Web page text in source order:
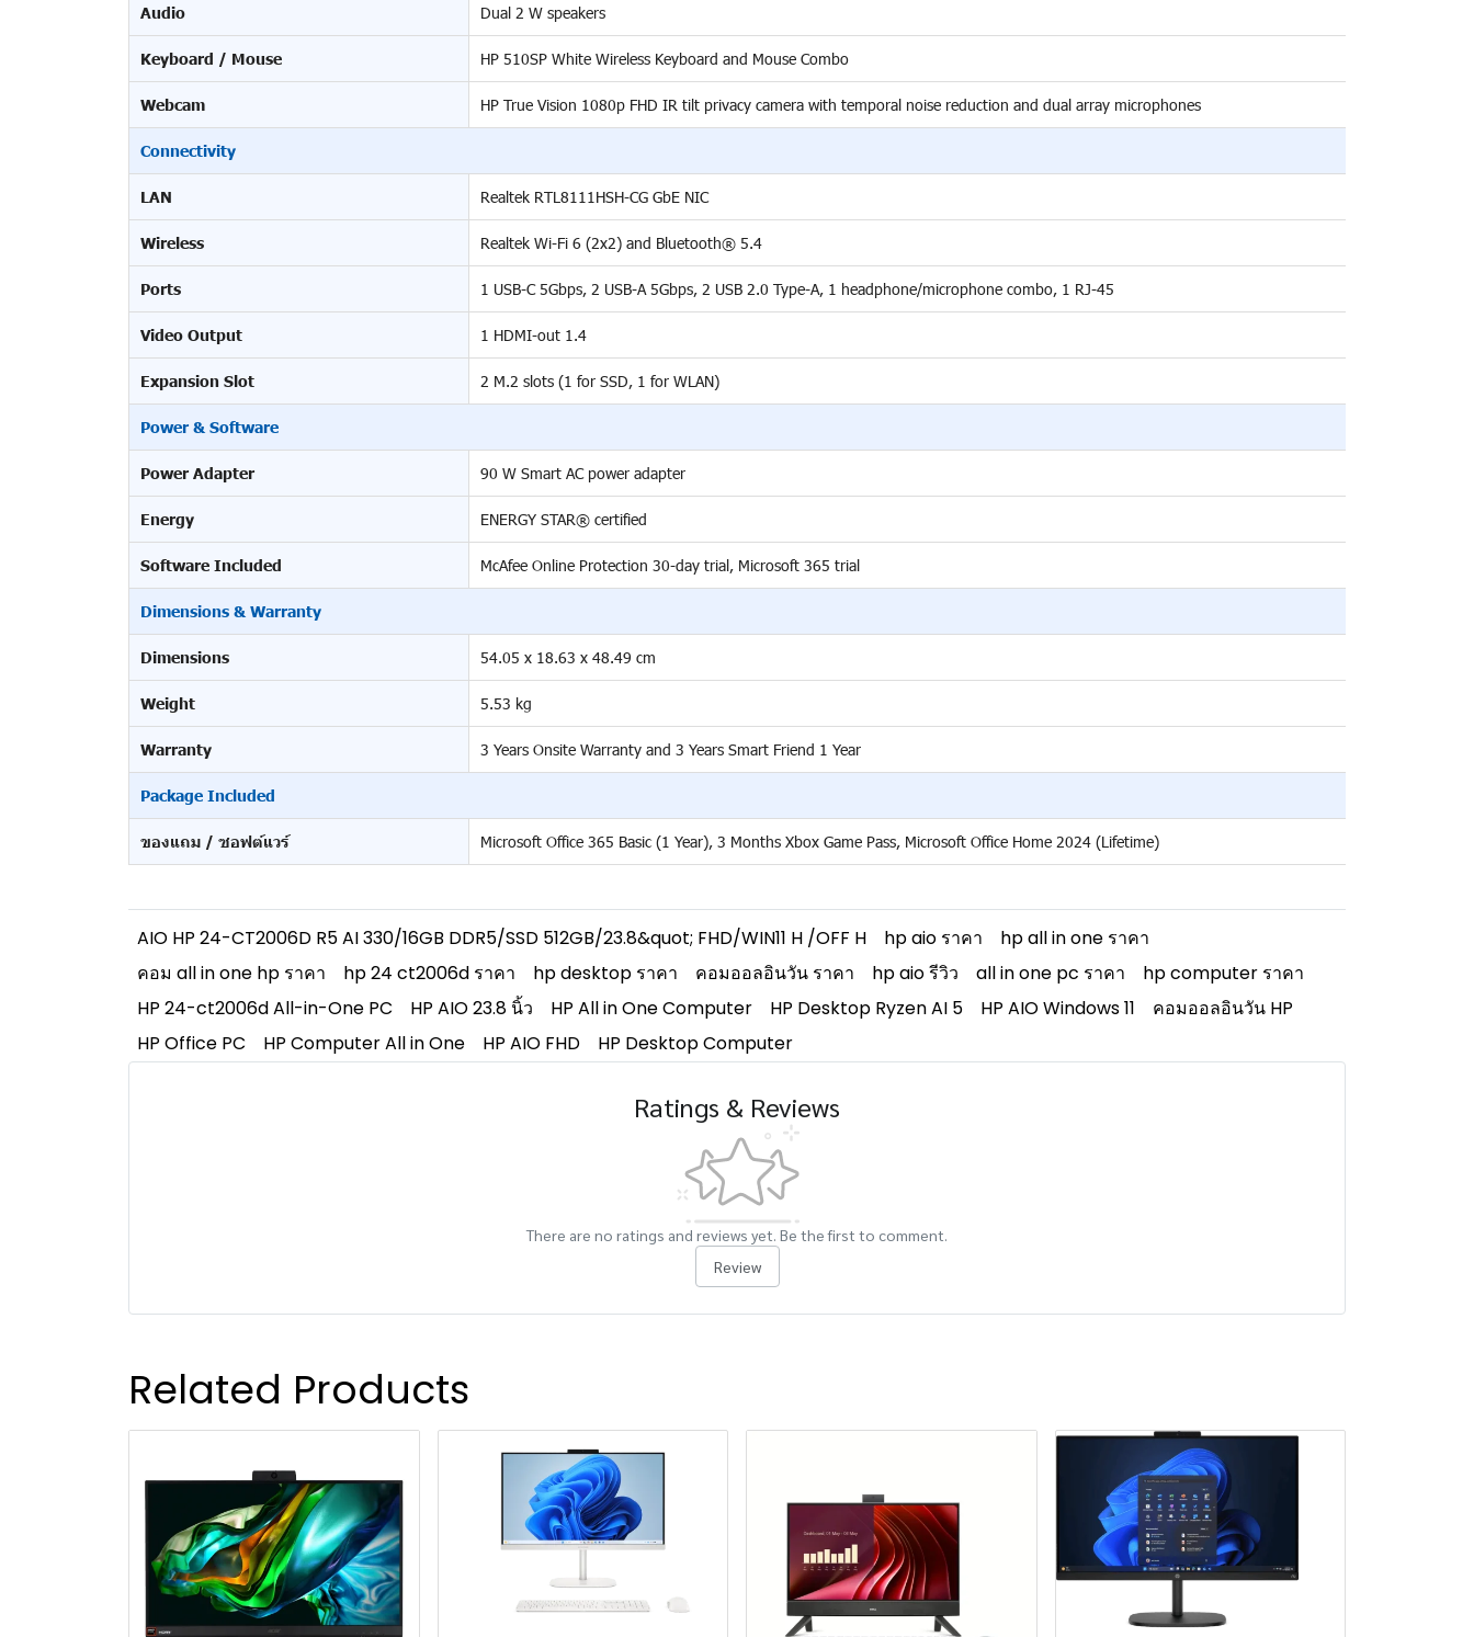
Audio Dual 2 W speakers
Keyboard / Mouse HP 510SP White Wireless Keyboard and Mouse Combo
Webcam HP True Vision 1080p FHD IR tilt privacy camera with temporal noise reduction and dual array microphones
Connectivity
LAN Realtek RTL8111HSH-CG GbE NIC
Wireless Realtek Wi-Fi 6 (2x2) and Bluetooth® 5.4
Ports 1 USB-C 5Gbps, 2 USB-A 5Gbps, 2 USB 2.0 Type-A, 1 headphone/microphone combo, 1 RJ-45
Video Output 1 HDMI-out 1.4
Expansion Slot 2 M.2 slots (1 for SSD, 1 for WLAN)
Power & Software
Power Adapter 90 W Smart AC power adapter
Energy ENERGY STAR® certified
Software Included McAfee Online Protection 30-day trial, Microsoft 365 trial
Dimensions & Warranty
Dimensions 54.05 x 18.63 x 48.49 cm
Weight 5.53 kg
Warranty 3 Years Onsite Warranty and 3 Years Smart Friend 1 Year
Package Included
ของแถม / ซอฟต์แวร์ Microsoft Office 365 Basic (1 Year), 3 Months Xbox Game Pass, Microsoft Office Home 2024 (Lifetime)
AIO HP 24-CT2006D R5 AI 330/16GB DDR5/SSD 512GB/23.8&quot; FHD/WIN11 H /OFF H hp aio ราคา
hp all in one ราคา
คอม all in one hp ราคา
hp 24 ct2006d ราคา hp desktop ราคา คอมออลอินวัน ราคา hp aio รีวิว all in one pc ราคา
hp computer ราคา
HP 24-ct2006d All-in-One PC
HP AIO 23.8 นิ้ว HP All in One Computer HP Desktop Ryzen AI 5 HP AIO Windows 11
คอมออลอินวัน HP
HP Office PC
HP Computer All in One HP AIO FHD HP Desktop Computer
Ratings & Reviews
There are no ratings and reviews yet. Be the first to comment.
Review
Related Products